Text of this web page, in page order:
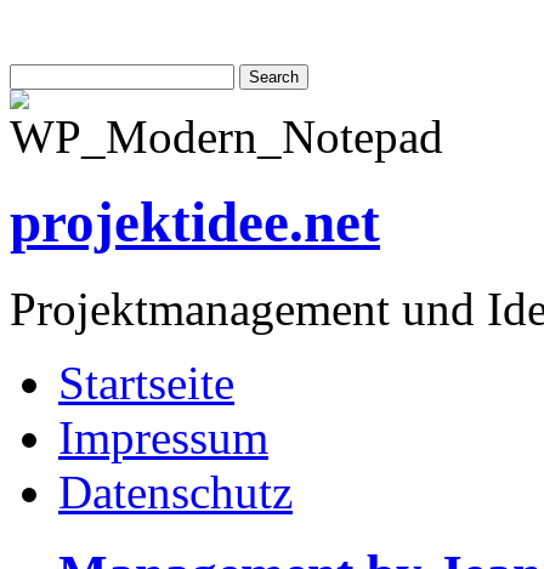
projektidee.net
Projektmanagement und
Startseite
Impressum
Datenschutz